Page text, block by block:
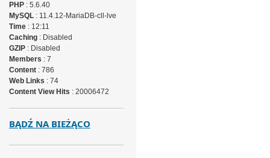
PHP: 5.6.40
MySQL: 11.4.12-MariaDB-cll-lve
Time: 12:11
Caching: Disabled
GZIP: Disabled
Members : 7
Content: 786
Web Links : 74
Content View Hits : 20006472
BĄDŹ NA BIEŻĄCO